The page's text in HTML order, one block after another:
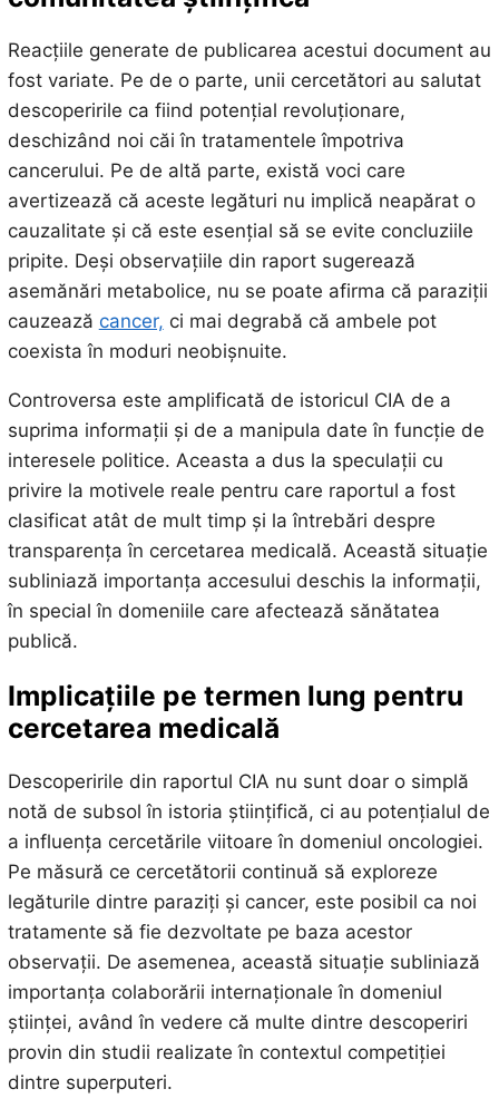
Reacțiile generate de publicarea acestui document au
fost variate. Pe de o parte, unii cercetători au salutat
descoperirile ca fiind potențial revoluționare,
deschizând noi căi în tratamentele împotriva
cancerului. Pe de altă parte, există voci care
avertizează că aceste legături nu implică neapărat o
cauzalitate și că este esențial să se evite concluziile
pripite. Deși observațiile din raport sugerează
asemănări metabolice, nu se poate afirma că paraziții
cauzează cancer, ci mai degrabă că ambele pot
coexista în moduri neobișnuite.
Controversa este amplificată de istoricul CIA de a
suprima informații și de a manipula date în funcție de
interesele politice. Aceasta a dus la speculații cu
privire la motivele reale pentru care raportul a fost
clasificat atât de mult timp și la întrebări despre
transparența în cercetarea medicală. Această situație
subliniază importanța accesului deschis la informații,
în special în domeniile care afectează sănătatea
publică.
Implicațiile pe termen lung pentru
cercetarea medicală
Descoperirile din raportul CIA nu sunt doar o simplă
notă de subsol în istoria științifică, ci au potențialul de
a influența cercetările viitoare în domeniul oncologiei.
Pe măsură ce cercetătorii continuă să exploreze
legăturile dintre paraziți și cancer, este posibil ca noi
tratamente să fie dezvoltate pe baza acestor
observații. De asemenea, această situație subliniază
importanța colaborării internaționale în domeniul
științei, având în vedere că multe dintre descoperiri
provin din studii realizate în contextul competiției
dintre superputeri.